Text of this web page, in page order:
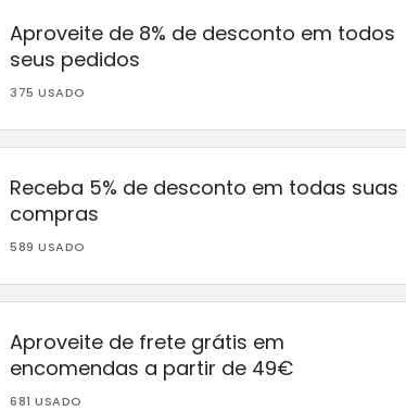
Aproveite de 8% de desconto em todos
seus pedidos
375 USADO
Receba 5% de desconto em todas suas
compras
589 USADO
Aproveite de frete grátis em
encomendas a partir de 49€
681 USADO